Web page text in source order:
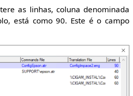
as linhas, coluna denominada
está como 90. Este é o campo